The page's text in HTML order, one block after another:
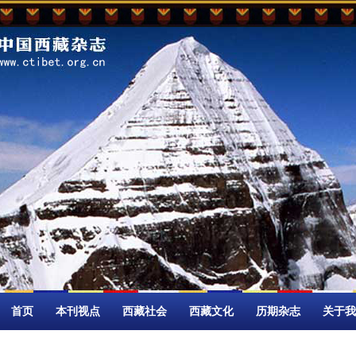
首页 本刊视点 西藏社会 西藏文化 历期杂志 关于